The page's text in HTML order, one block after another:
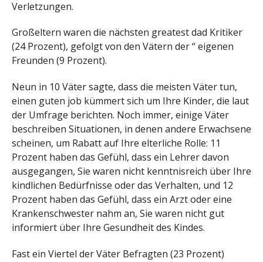
Verletzungen.
Großeltern waren die nächsten greatest dad Kritiker
(24 Prozent), gefolgt von den Vätern der “ eigenen
Freunden (9 Prozent).
Neun in 10 Väter sagte, dass die meisten Väter tun,
einen guten job kümmert sich um Ihre Kinder, die laut
der Umfrage berichten. Noch immer, einige Väter
beschreiben Situationen, in denen andere Erwachsene
scheinen, um Rabatt auf Ihre elterliche Rolle: 11
Prozent haben das Gefühl, dass ein Lehrer davon
ausgegangen, Sie waren nicht kenntnisreich über Ihre
kindlichen Bedürfnisse oder das Verhalten, und 12
Prozent haben das Gefühl, dass ein Arzt oder eine
Krankenschwester nahm an, Sie waren nicht gut
informiert über Ihre Gesundheit des Kindes.
Fast ein Viertel der Väter Befragten (23 Prozent)